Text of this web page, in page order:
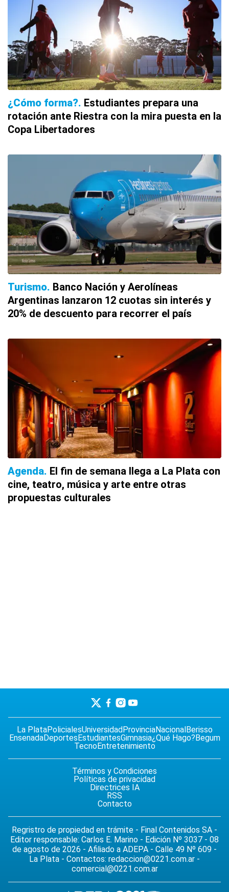
¿Cómo forma? Estudiantes prepara una
rotación ante Riestra con la mira puesta en la
Copa Libertadores
Turismo Banco Nación y Aerolíneas
Argentinas lanzaron 12 cuotas sin interés y
20% de descuento para recorrer el país
Agenda El fin de semana llega a La Plata con
cine, teatro, música y arte entre otras
propuestas culturales
La PlataPolicialesUniversidad ProvinciaNacional Berisso
EnsenadaDeportes EstudiantesGimnasia¿Qué Hago? Begum
TecnoEntretenimiento
Términos y Condiciones
Políticas de privacidad
Directrices IA
RSS
Contacto
Regristro de propiedad en trámite - Final Contenidos SA -
Editor responsable: Carlos E. Marino - Edición Nº 3037 - 08
de agosto de 2026 - Afiliado a ADEPA - Calle 49 Nº 609 -
La Plata - Contactos: redaccion@0221.com.ar -
comercial@0221.com.ar